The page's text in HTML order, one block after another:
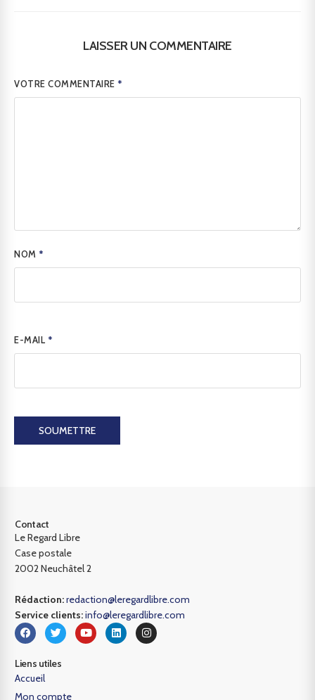
LAISSER UN COMMENTAIRE
VOTRE COMMENTAIRE*
NOM*
E-MAIL *
SOUMETTRE
Contact
Le Regard Libre
Case postale
2002 Neuchâtel 2
Rédaction:redaction@leregardlibre.com
Service clients:info@leregardlibre.com
Liens utiles
Accueil
Mon compte